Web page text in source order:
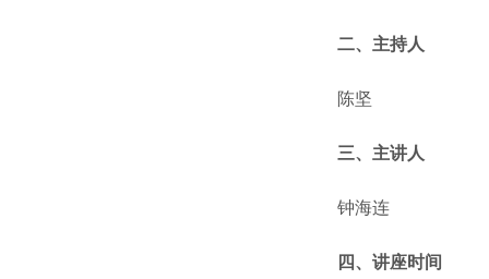
二、主持人
陈坚
三、主讲人
钟海连
四、讲座时间